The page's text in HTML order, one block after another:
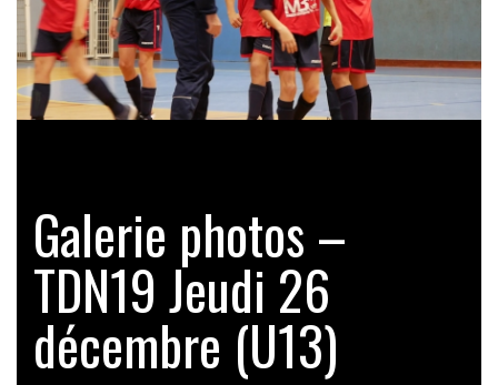
Galerie photos –
TDN19 Jeudi 26
décembre (U13)